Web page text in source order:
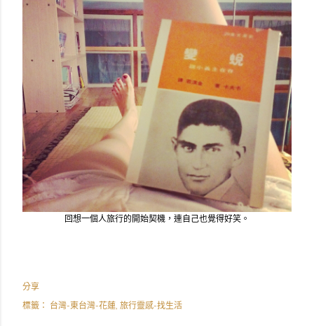
回想一個人旅行的開始契機，連自己也覺得好笑。
分享
標籤： 台灣-東台灣-花蓮 旅行靈感-找生活